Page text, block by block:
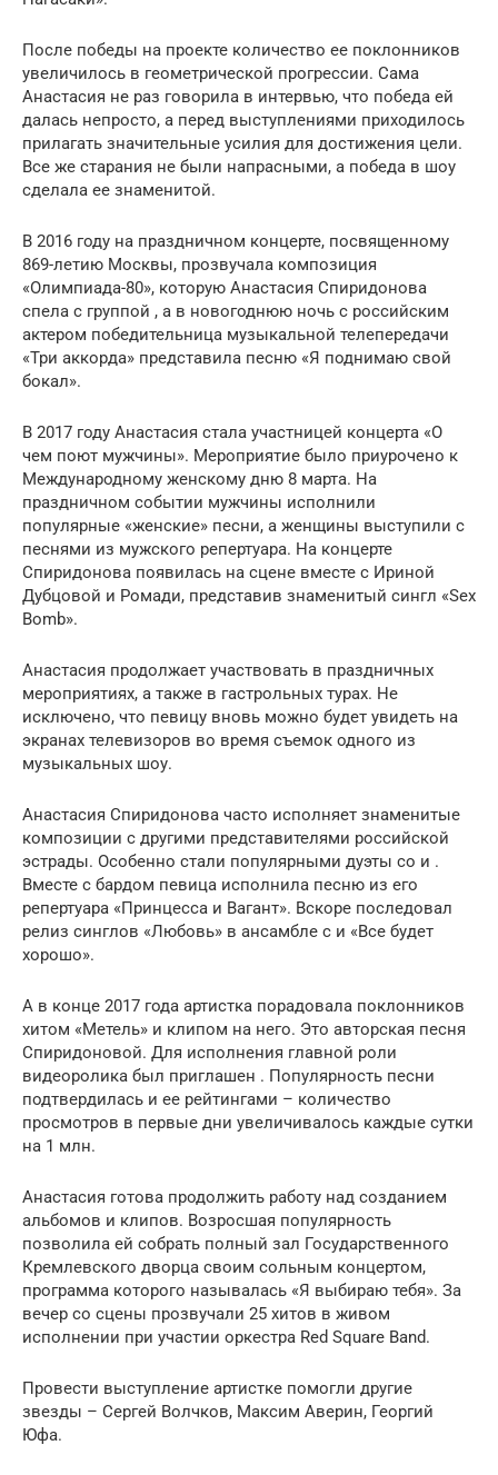
После победы на проекте количество ее поклонников
увеличилось в геометрической прогрессии. Сама
Анастасия не раз говорила в интервью, что победа ей
далась непросто, а перед выступлениями приходилось
прилагать значительные усилия для достижения цели.
Все же старания не были напрасными, а победа в шоу
сделала ее знаменитой.
В 2016 году на праздничном концерте, посвященному
869-летию Москвы, прозвучала композиция
«Олимпиада-80», которую Анастасия Спиридонова
спела с группой , а в новогоднюю ночь с российским
актером победительница музыкальной телепередачи
«Три аккорда» представила песню «Я поднимаю свой
бокал».
В 2017 году Анастасия стала участницей концерта «О
чем поют мужчины». Мероприятие было приурочено к
Международному женскому дню 8 марта. На
праздничном событии мужчины исполнили
популярные «женские» песни, а женщины выступили с
песнями из мужского репертуара. На концерте
Спиридонова появилась на сцене вместе с Ириной
Дубцовой и Ромади, представив знаменитый сингл «Sex
Bomb».
Анастасия продолжает участвовать в праздничных
мероприятиях, а также в гастрольных турах. Не
исключено, что певицу вновь можно будет увидеть на
экранах телевизоров во время съемок одного из
музыкальных шоу.
Анастасия Спиридонова часто исполняет знаменитые
композиции с другими представителями российской
эстрады. Особенно стали популярными дуэты со и .
Вместе с бардом певица исполнила песню из его
репертуара «Принцесса и Вагант». Вскоре последовал
релиз синглов «Любовь» в ансамбле с и «Все будет
хорошо».
А в конце 2017 года артистка порадовала поклонников
хитом «Метель» и клипом на него. Это авторская песня
Спиридоновой. Для исполнения главной роли
видеоролика был приглашен . Популярность песни
подтвердилась и ее рейтингами – количество
просмотров в первые дни увеличивалось каждые сутки
на 1 млн.
Анастасия готова продолжить работу над созданием
альбомов и клипов. Возросшая популярность
позволила ей собрать полный зал Государственного
Кремлевского дворца своим сольным концертом,
программа которого называлась «Я выбираю тебя». За
вечер со сцены прозвучали 25 хитов в живом
исполнении при участии оркестра Red Square Band.
Провести выступление артистке помогли другие
звезды – Сергей Волчков, Максим Аверин, Георгий
Юфа.